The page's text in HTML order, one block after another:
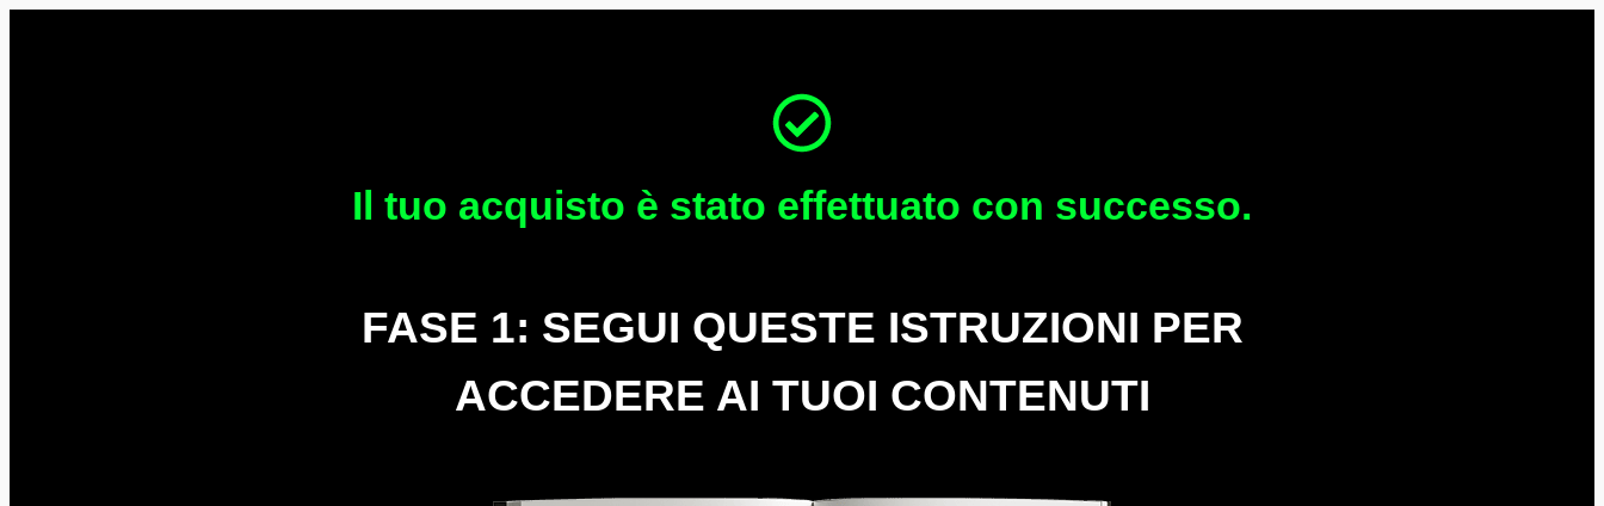
Il tuo acquisto è stato effettuato con successo.
FASE 1: SEGUI QUESTE ISTRUZIONI PER
ACCEDERE AI TUOI CONTENUTI